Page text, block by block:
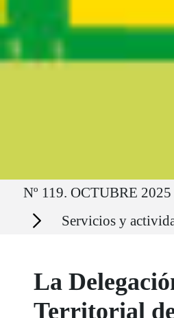
Ruta del sitio
Nº 119. OCTUBRE 2025
Secciones Servicios y
La
Territorial